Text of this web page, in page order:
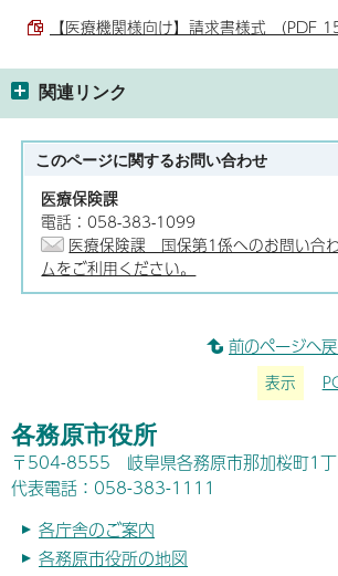
【医療機関様向け】請求書様式 （PDF
関連リンク
このページに関するお問い合わせ
医療保険課
電話：058-383-1099
医療保険課 国保第1係へのお問い合
ムをご利用ください。
前のページへ
表示
各務原市役所
〒504-8555 岐阜県各務原市那加桜町1
代表電話：058-383-1111
各庁舎のご案内
各務原市役所の地図